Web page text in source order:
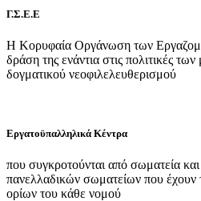
Γ.Σ.Ε.Ε
Η Κορυφαία Οργάνωση των
δράση της ενάντια στις πολιτικές
δογματικού νεοφιλελευθερισμού
Εργατοϋπαλληλικά Κέντρα
που συγκροτούνται από σωματεία
πανελλαδικών σωματείων που έχουν
ορίων του κάθε νομού